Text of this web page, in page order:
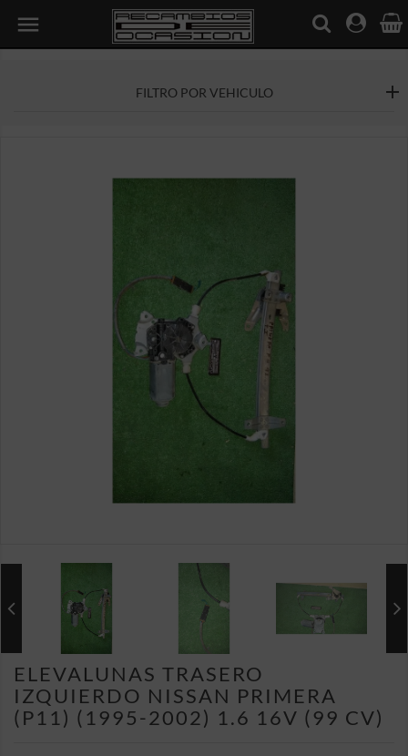

FILTRO POR VEHICULO
ELEVALUNAS TRASERO
IZQUIERDO NISSAN PRIMERA
(P11) (1995-2002) 1.6 16V (99 CV)